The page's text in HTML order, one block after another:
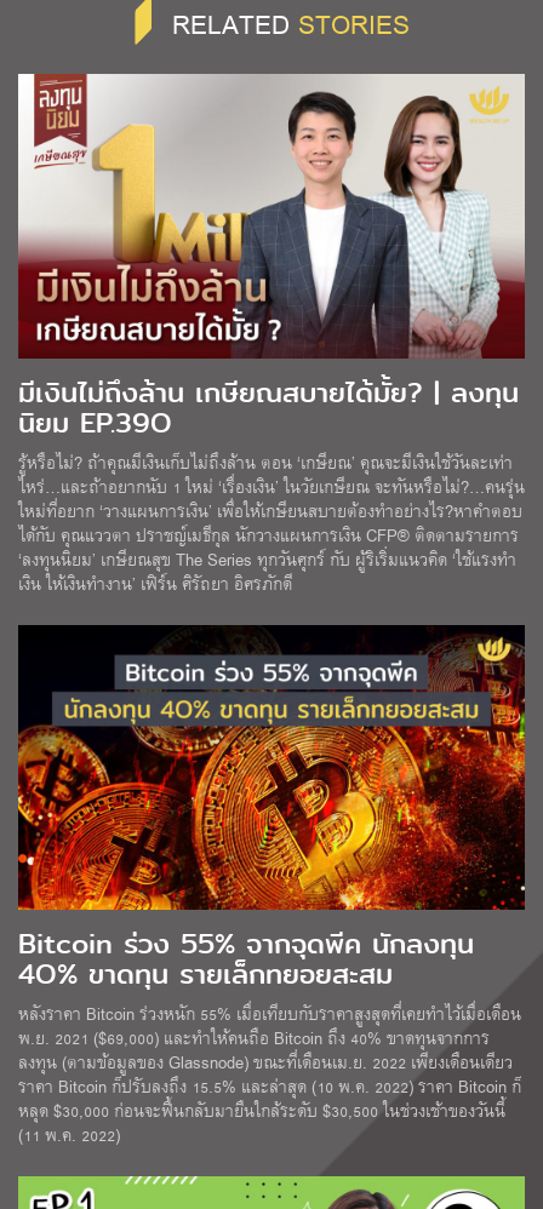
RELATED STORIES
มีเงินไม่ถึงล้าน เกษียณสบายได้มั้ย? | ลงทุน
นิยม EP.39O
รู้หรือไม่? ถ้าคุณมีเงินเก็บไม่ถึงล้าน ตอน ‘เกษียณ’ คุณจะมีเงินใช้วันละเท่า
ไหร่…และถ้าอยากนับ 1 ใหม่ ‘เรื่องเงิน’ ในวัยเกษียณ จะทันหรือไม่?…คนรุ่น
ใหม่ที่อยาก ‘วางแผนการเงิน’ เพื่อให้เกษียนสบายต้องทำอย่างไร?หาคำตอบ
ได้กับ คุณแววตา ปราชญ์เมธีกุล นักวางแผนการเงิน CFP® ติดตามรายการ
‘ลงทุนนิยม’ เกษียณสุข The Series ทุกวันศุกร์ กับ ผู้ริเริ่มแนวคิด ‘ใช้แรงทำ
เงิน ให้เงินทำงาน’ เฟิร์น ศิรัถยา อิศรภักดี
Bitcoin ร่วง 55% จากจุดพีค นักลงทุน
4O% ขาดทุน รายเล็กทยอยสะสม
หลังราคา Bitcoin ร่วงหนัก 55% เมื่อเทียบกับราคาสูงสุดที่เคยทำไว้เมื่อเดือน
พ.ย. 2021 ($69,000) และทำให้คนถือ Bitcoin ถึง 40% ขาดทุนจากการ
ลงทุน (ตามข้อมูลของ Glassnode) ขณะที่เดือนเม.ย. 2022 เพียงเดือนเดียว
ราคา Bitcoin ก็ปรับลงถึง 15.5% และล่าสุด (10 พ.ค. 2022) ราคา Bitcoin ก็
หลุด $30,000 ก่อนจะฟื้นกลับมายืนใกล้ระดับ $30,500 ในช่วงเช้าของวันนี้
(11 พ.ค. 2022)